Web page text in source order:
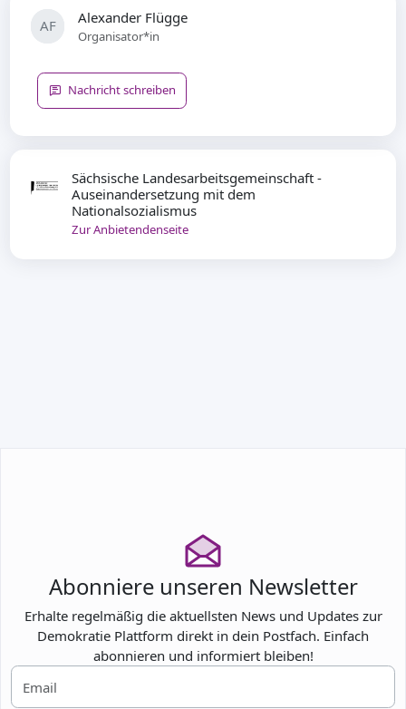
Sächsische Landesarbeitsgemeinschaft -
Auseinandersetzung mit dem
Nationalsozialismus
Zur Anbietendenseite
AF Alexander Flügge
Organisator*in
Nachricht schreiben
Abonniere unseren Newsletter
Erhalte regelmäßig die aktuellsten News und Updates zur
Demokratie Plattform direkt in dein Postfach. Einfach
abonnieren und informiert bleiben!